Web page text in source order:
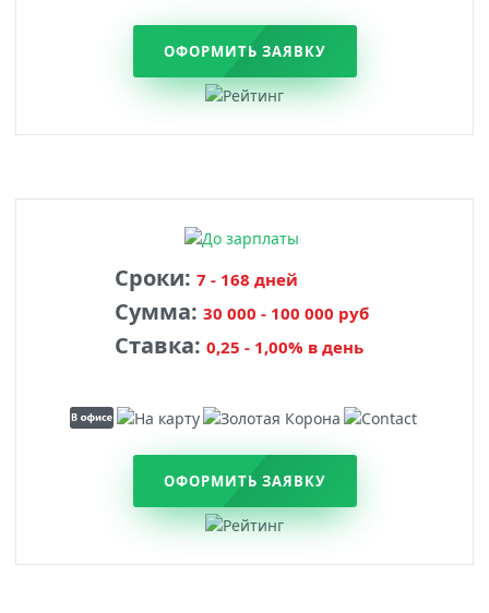
ОФОРМИТЬ ЗАЯВКУ
Сроки: 7 - 168 дней
Сумма: 30 000 - 100 000 руб
Ставка: 0,25 - 1,00% в день
ОФОРМИТЬ ЗАЯВКУ